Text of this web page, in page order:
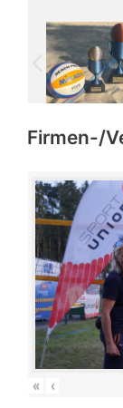
Firmen-/
« ‹